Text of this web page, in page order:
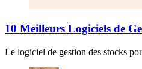
10 Meilleurs Logiciels de
Le logiciel de gestion des stocks